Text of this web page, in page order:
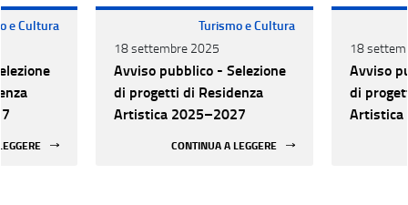
e Cultura
Turismo e Cultura
18 settembre 2025
Avviso pubblico - Selezione
di progetti di Residenza
Artistica 2025–2027
CONTINUA A LEGGERE
18
Avviso
di
Artistica